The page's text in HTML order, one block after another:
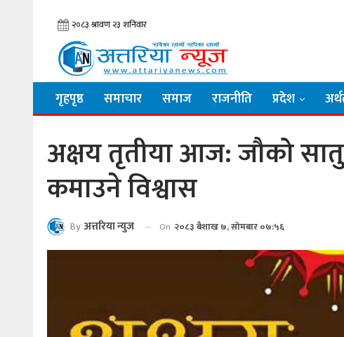
गृहपृष्ठ समाचार समाज राजनीति प्रदेश
अक्षय तृतीया आज: जौको
कमाउने विश्वास
By अत्तरिया न्युज On २०८३ बैशाख ७, सोमबार ०७:५६